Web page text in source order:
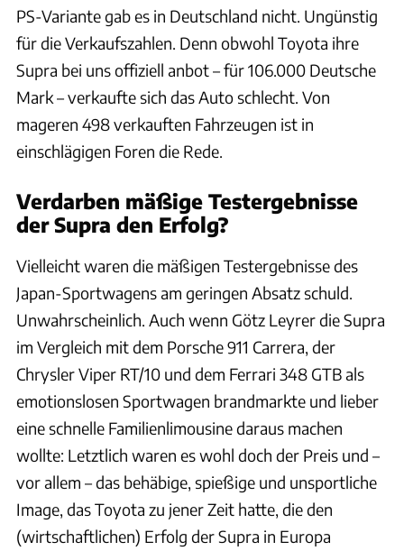
PS-Variante gab es in Deutschland nicht. Ungünstig
für die Verkaufszahlen. Denn obwohl Toyota ihre
Supra bei uns offiziell anbot – für 106.000 Deutsche
Mark – verkaufte sich das Auto schlecht. Von
mageren 498 verkauften Fahrzeugen ist in
einschlägigen Foren die Rede.
Verdarben mäßige Testergebnisse
der Supra den Erfolg?
Vielleicht waren die mäßigen Testergebnisse des
Japan-Sportwagens am geringen Absatz schuld.
Unwahrscheinlich. Auch wenn Götz Leyrer die Supra
im Vergleich mit dem Porsche 911 Carrera, der
Chrysler Viper RT/10 und dem Ferrari 348 GTB als
emotionslosen Sportwagen brandmarkte und lieber
eine schnelle Familienlimousine daraus machen
wollte: Letztlich waren es wohl doch der Preis und –
vor allem – das behäbige, spießige und unsportliche
Image, das Toyota zu jener Zeit hatte, die den
(wirtschaftlichen) Erfolg der Supra in Europa